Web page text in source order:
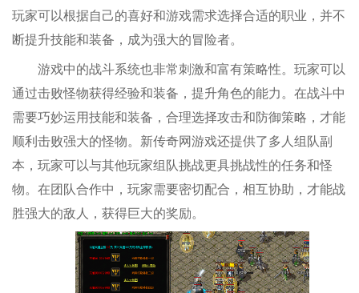
玩家可以根据自己的喜好和游戏需求选择合适的职业，并不
断提升技能和装备，成为强大的冒险者。
游戏中的战斗系统也非常刺激和富有策略性。玩家可以
通过击败怪物获得经验和装备，提升角色的能力。在战斗中
需要巧妙运用技能和装备，合理选择攻击和防御策略，才能
顺利击败强大的怪物。新传奇网游戏还提供了多人组队副
本，玩家可以与其他玩家组队挑战更具挑战性的任务和怪
物。在团队合作中，玩家需要密切配合，相互协助，才能战
胜强大的敌人，获得巨大的奖励。